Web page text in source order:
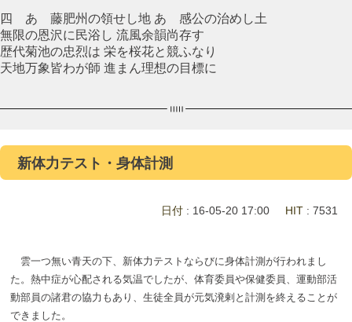
四 あゝ藤肥州の領せし地 あゝ感公の治めし土
無限の恩沢に民浴し 流風余韻尚存す
歴代菊池の忠烈は 栄を桜花と競ふなり
天地万象皆わが師 進まん理想の目標に
新体力テスト・身体計測
日付 : 16-05-20 17:00 HIT : 7531
雲一つ無い青天の下、新体力テストならびに身体計測が行われまし
た。熱中症が心配される気温でしたが、体育委員や保健委員、運動部活
動部員の諸君の協力もあり、生徒全員が元気溌剌と計測を終えることが
できました。